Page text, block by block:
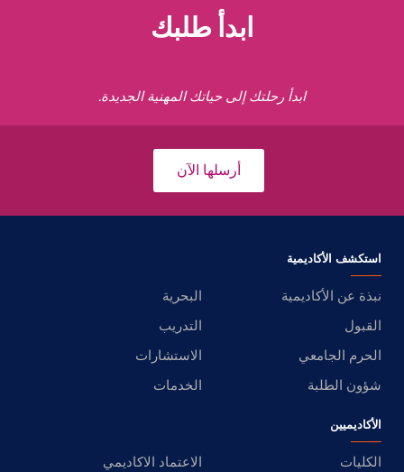
ابدأ طلبك
ابدأ رحلتك إلى حياتك المهنية الجديدة.
أرسلها الآن
استكشف الأكاديمية
نبذة عن الأكاديمية
البحرية
القبول
التدريب
الحرم الجامعي
الاستشارات
شؤون الطلبة
الخدمات
الأكاديميين
الكليات
الاعتماد الاكاديمي